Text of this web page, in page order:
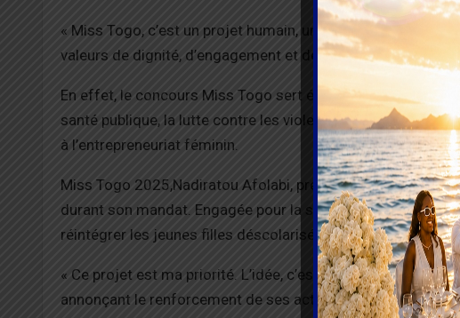
« Miss Togo, c’est un projet humain, une aventure
valeurs de dignité, d’engagement et de culture », a-t-elle
En effet, le concours Miss Togo sert également de
santé publique, la lutte contre les violences faites aux
à l’entrepreneuriat féminin.
Miss Togo 2025,Nadiratou Afolabi, présente lors de la
durant son mandat. Engagée pour la scolarisation des
réintégrer les jeunes filles déscolarisées dans le système
« Ce projet est ma priorité. L’idée, c’est de lever les
annonçant le renforcement de ses activités à travers des